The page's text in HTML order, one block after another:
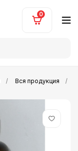
0
Вся продукция